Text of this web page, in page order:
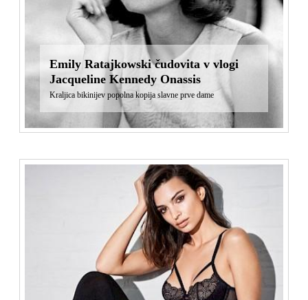
Emily Ratajkowski čudovita v vlogi
Jacqueline Kennedy Onassis
Kraljica bikinijev popolna kopija slavne prve dame